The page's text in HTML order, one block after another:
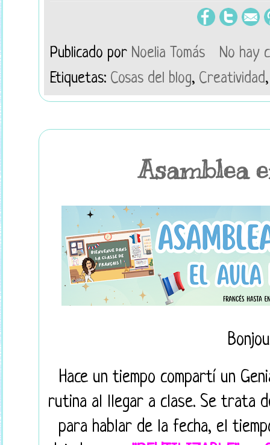
Publicado por Noelia Tomás
No hay
Etiquetas: Cosas del blog, Creatividad
Asamblea
Hace un tiempo compartí un
rutina al llegar a clase. Se trata
para hablar de la fecha, el